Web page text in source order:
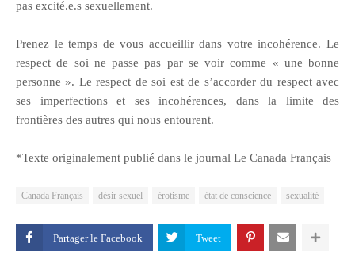
pas excité.e.s sexuellement.
Prenez le temps de vous accueillir dans votre incohérence. Le
respect de soi ne passe pas par se voir comme « une bonne
personne ». Le respect de soi est de s’accorder du respect avec
ses imperfections et ses incohérences, dans la limite des
frontières des autres qui nous entourent.
*Texte originalement publié dans le journal Le Canada Français
Canada Français désir sexuel érotisme état de conscience sexualité
Partager le